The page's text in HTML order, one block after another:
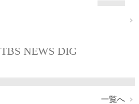
TBS NEWS DIG
一覧へ